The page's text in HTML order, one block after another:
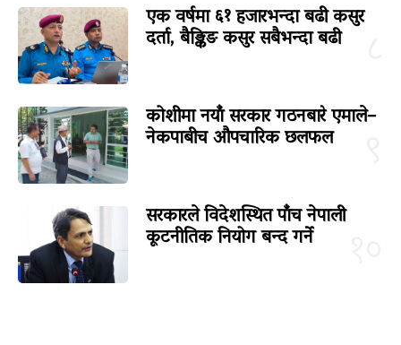
एक वर्षमा ६१ हजारभन्दा बढी कसुर
दर्ता, बैङ्किङ कसुर सबैभन्दा बढी
कोशीमा नयाँ सरकार गठनबारे एमाले–
नेकपाबीच औपचारिक छलफल
सरकारले विदेशस्थित पाँच नेपाली
कूटनीतिक नियोग बन्द गर्ने